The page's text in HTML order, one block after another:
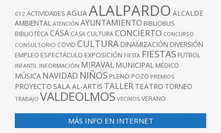
012 ACTIVIDADES AGUAALALPARDO ALCALDE
AMBIENTAL ATENCIÓN AYUNTAMIENTO BIBLIOBUS
BIBLIOTECACASA CASA CULTURACONCIERTO CONCURSO
CONSULTORIO COVID CULTURA DINAMIZACIÓN DIVERSIÓN
EMPLEO ESPECTÁCULO EXPOSICIÓN FIESTA FIESTAS FUTBOL
INFANTIL INFORMACIÓN MIRAVAL MUNICIPAL MÉDICO
MÚSICA NAVIDAD NIÑOS PLENO POZO PREMIOS
PROYECTO SALA AL-ARTIS TALLER TEATRO TORNEO
TRABAJO VALDEOLMOS VECINOS VERANO
MÁS INFO EN INTERNET